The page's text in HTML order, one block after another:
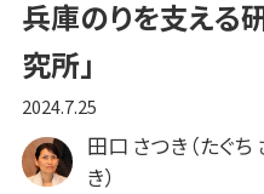
兵庫のりを支える
究所」
2024.7.25
田口 さつき（たぐち
き）